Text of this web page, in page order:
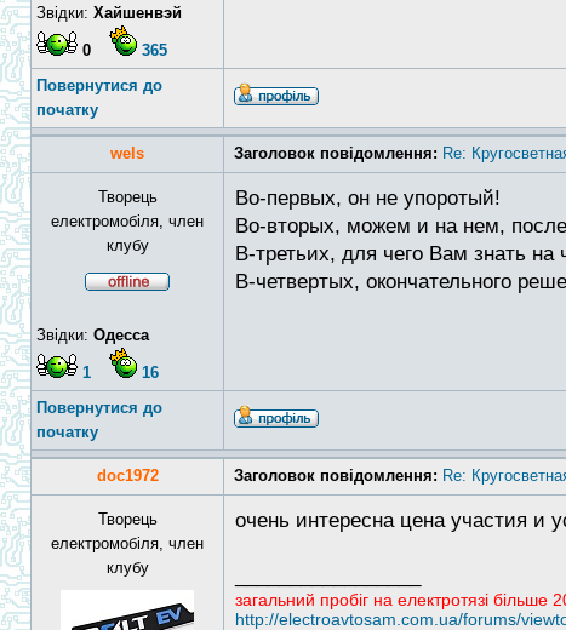
Звідки: Хайшенвэй
0 365
Повернутися до
початку
wels Заголовок повідомлення: Re:
Творець
електромобіля, член
клубу
Звідки: Одесса
1 16
Во-первых, он не упоротый!
Во-вторых, можем и на нем,
В-третьих, для чего Вам знать
В-четвертых, окончательного
Повернутися до
початку
doc1972 Заголовок повідомлення: Re:
Творець
електромобіля, член
клубу
очень интересна цена участия и
загальний пробіг на електротязі більше
http://electroavtosam.com.ua/forums/